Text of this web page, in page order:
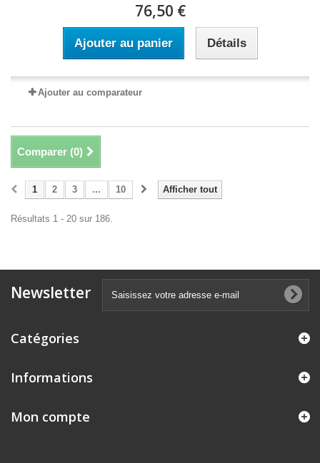
76,50 €
Ajouter au panier Détails
Ajouter au comparateur
Comparer (0)
Afficher tout
1 2 3 ... 10
Résultats 1 - 20 sur 186.
Newsletter
Catégories
Informations
Mon compte